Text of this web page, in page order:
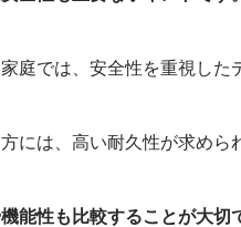
庭では、安全性を重視した
には、高い耐久性が求めら
能性も比較することが大切